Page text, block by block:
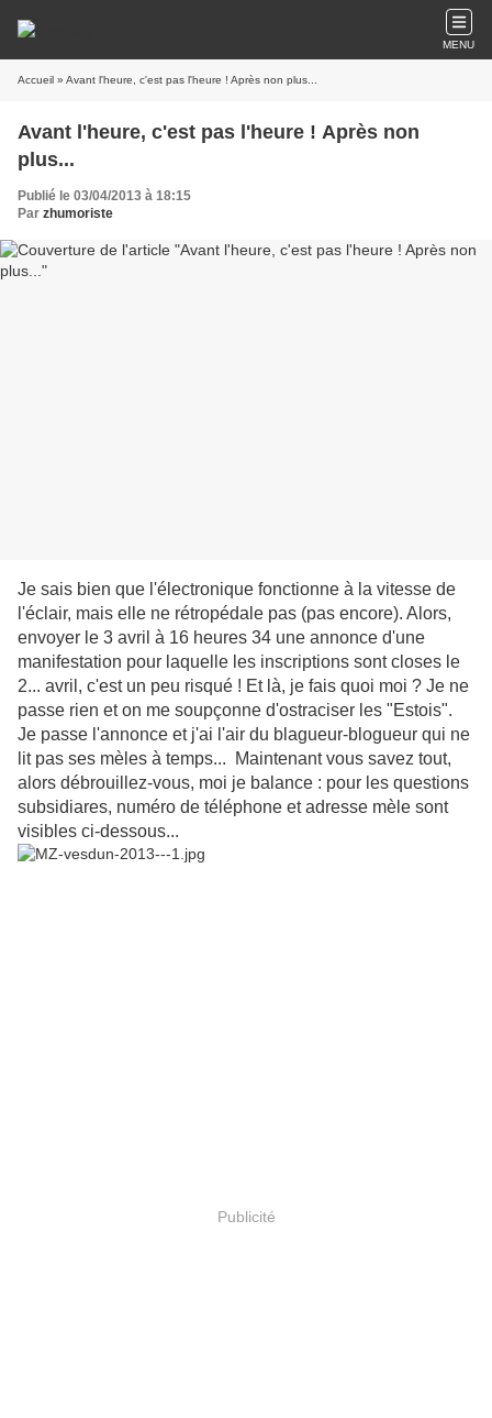
MENU
Accueil » Avant l'heure, c'est pas l'heure ! Après non plus...
Avant l'heure, c'est pas l'heure ! Après non
plus...
Publié le 03/04/2013 à 18:15
Par zhumoriste
Je sais bien que l'électronique fonctionne à la vitesse de
l'éclair, mais elle ne rétropédale pas (pas encore). Alors,
envoyer le 3 avril à 16 heures 34 une annonce d'une
manifestation pour laquelle les inscriptions sont closes le
2... avril, c'est un peu risqué ! Et là, je fais quoi moi ? Je ne
passe rien et on me soupçonne d'ostraciser les "Estois".
Je passe l'annonce et j'ai l'air du blagueur-blogueur qui ne
lit pas ses mèles à temps... Maintenant vous savez tout,
alors débrouillez-vous, moi je balance : pour les questions
subsidiares, numéro de téléphone et adresse mèle sont
visibles ci-dessous...
Publicité